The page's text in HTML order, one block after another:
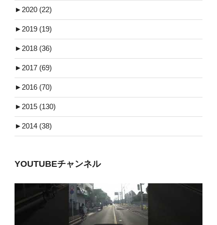
► 2020 (22)
► 2019 (19)
► 2018 (36)
► 2017 (69)
► 2016 (70)
► 2015 (130)
► 2014 (38)
YOUTUBEチャンネル